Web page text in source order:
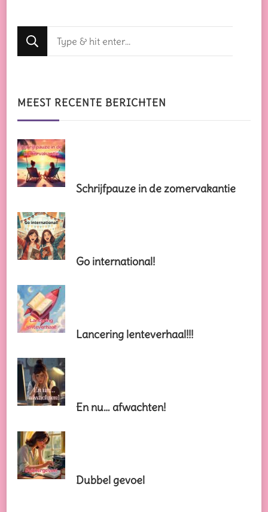
Op
zoek
iets?
MEEST RECENTE BERICHTEN
Schrijfpauze in de zomervakantie
Go international!
Lancering lenteverhaal!!!
En nu… afwachten!
Dubbel gevoel